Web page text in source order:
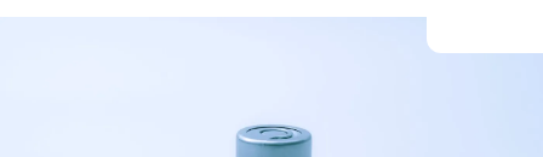
Tác dụng phụ